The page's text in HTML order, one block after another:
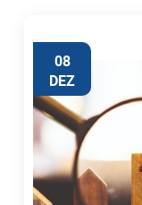
08
DEZ